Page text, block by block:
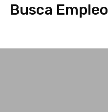
Busca Empleo